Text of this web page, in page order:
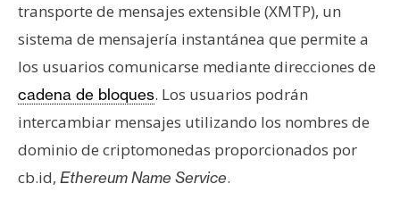
N
o
t
a
d
e
transporte de mensajes extensible (XMTP), un
sistema de mensajería instantánea que permite a
los usuarios comunicarse mediante direcciones de
cadena de bloques. Los usuarios podrán
intercambiar mensajes utilizando los nombres de
dominio de criptomonedas proporcionados por
cb.id, Ethereum Name Service.